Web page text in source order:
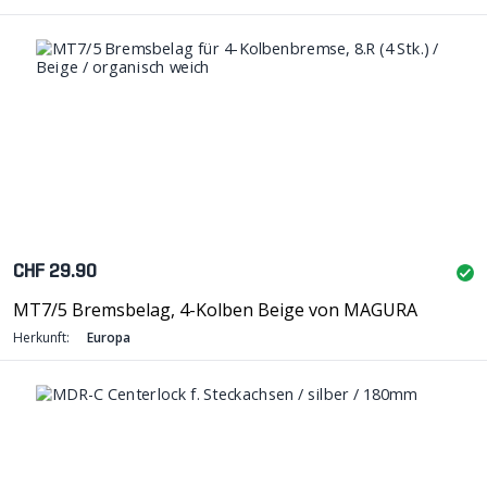
CHF 29.90
MT7/5 Bremsbelag, 4-Kolben Beige von MAGURA
Herkunft: Europa